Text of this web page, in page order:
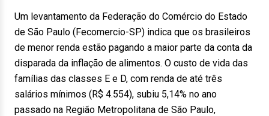
Um levantamento da Federação do Comércio do Estado
de São Paulo (Fecomercio-SP) indica que os brasileiros
de menor renda estão pagando a maior parte da conta da
disparada da inflação de alimentos. O custo de vida das
famílias das classes E e D, com renda de até três
salários mínimos (R$ 4.554), subiu 5,14% no ano
passado na Região Metropolitana de São Paulo,